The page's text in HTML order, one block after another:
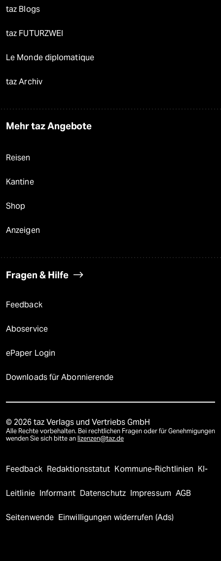
taz Blogs
taz FUTURZWEI
Le Monde diplomatique
taz Archiv
Mehr taz Angebote
Reisen
Kantine
Shop
Anzeigen
Fragen & Hilfe
Feedback
Aboservice
ePaper Login
Downloads für Abonnierende
© 2026 taz Verlags und Vertriebs GmbH
Alle Rechte vorbehalten. Bei rechtlichen Fragen oder für Genehmigungen
wenden Sie sich bitte an lizenzen@taz.de
Feedback Redaktionsstatut Kommune-Richtlinien KI-
Leitlinie Informant Datenschutz Impressum AGB
Seitenwende Einwilligungen widerrufen (Ads)